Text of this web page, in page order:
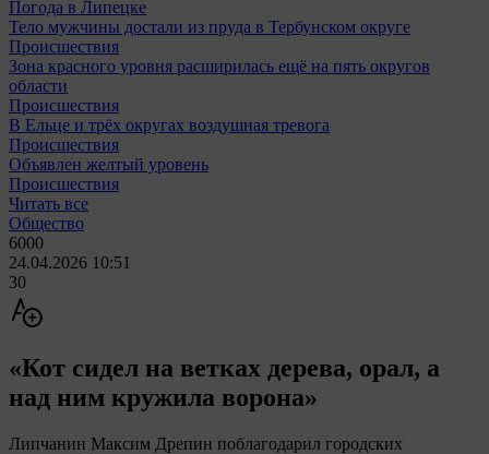
Погода в Липецке
Тело мужчины достали из пруда в Тербунском округе
Происшествия
Зона красного уровня расширилась ещё на пять округов
области
Происшествия
В Ельце и трёх округах воздушная тревога
Происшествия
Объявлен желтый уровень
Происшествия
Читать все
Общество
6000
24.04.2026 10:51
30
«Кот сидел на ветках дерева, орал, а
над ним кружила ворона»
Липчанин Максим Дрепин поблагодарил городских